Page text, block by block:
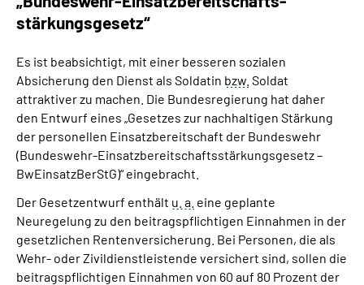
stärkungsgesetz“
Es ist beabsichtigt, mit einer besseren sozialen
Absicherung den Dienst als Soldatin bzw. Soldat
attraktiver zu machen. Die Bundesregierung hat daher
den Entwurf eines „Gesetzes zur nachhaltigen Stärkung
der personellen Einsatzbereitschaft der Bundeswehr
(Bundeswehr-Einsatzbereitschaftsstärkungsgesetz –
BwEinsatzBerStG)“ eingebracht.
Der Gesetzentwurf enthält u. a. eine geplante
Neuregelung zu den beitragspflichtigen Einnahmen in der
gesetzlichen Rentenversicherung. Bei Personen, die als
Wehr- oder Zivildienstleistende versichert sind, sollen die
beitragspflichtigen Einnahmen von 60 auf 80 Prozent der